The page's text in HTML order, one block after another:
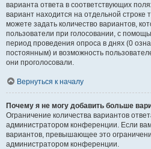
варианта ответа в соответствующих
вариант находится на отдельной строке
можете задать количество вариантов,
пользователи при голосовании, с
период проведения опроса в днях (0
постоянным) и возможность
они проголосовали.
Вернуться к началу
Почему я не могу добавить больше
Ограничение количества вариантов
администратором конференции. Если
вариантов, превышающее это
администратором конференции.